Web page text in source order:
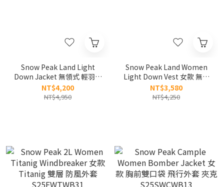
Snow Peak Land Light
Down Jacket 無領式 輕羽絨
外套 BTS 金泰亨同款
S25WMGDJ60
NT$4,200
NT$4,950
Snow Peak Land Women
Light Down Vest 女款 無領
式 輕羽絨 背心
S25WWGDV61
NT$3,580
NT$4,250